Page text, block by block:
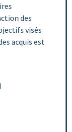
des
visés
acquis est